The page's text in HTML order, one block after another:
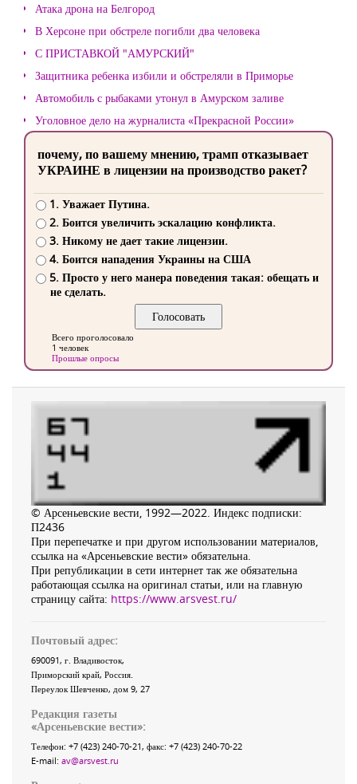
Атака дрона на Белгород
В Херсоне при обстреле погибли два человека
С ПРИСТАВКОЙ "АМУРСКИЙ"
Защитника ребенка избили и обстреляли в Приморье
Автомобиль с рыбаками утонул в Амурском заливе
Уголовное дело на журналиста «Прекрасной России»
почему, по вашему мнению, трамп отказывает
УКРАИНЕ в лицензии на производство ракет?
1. Уважает Путина.
2. Боится увеличить эскалацию конфликта.
3. Никому не дает такие лицензии.
4. Боится нападения Украины на США
5. Просто у него манера поведения такая: обещать и
не сделать.
Всего проголосовало
1 человек
Прошлые опросы
© Арсеньевские вести, 1992—2022. Индекс подписки:
П2436
При перепечатке и при другом использовании материалов,
ссылка на «Арсеньевские вести» обязательна.
При републикации в сети интернет так же обязательна
работающая ссылка на оригинал статьи, или на главную
страницу сайта: https://www.arsvest.ru/
Почтовый адрес:
690091, г. Владивосток,
Приморский край, Россия
Переулок Шевченко, дом 9, 27
Редакция газеты
«Арсеньевские вести»:
Телефон: +7 (423) 240-70-21, факс: +7 (423) 240-70-22
E-mail: av@arsvest.ru